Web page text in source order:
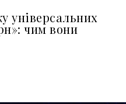
універсальних
чим вони